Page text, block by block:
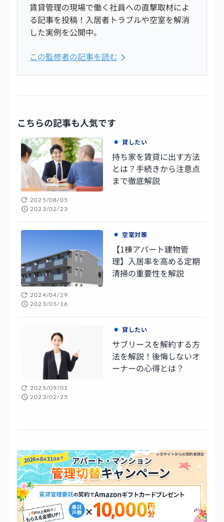
賃貸管理の現場で働く社員への直撃取材によ
る記事を投稿！入居者トラブルや空室を解消
した実例を公開中。
この監修者の記事を読む
こちらの記事も人気です
持ち家を賃貸に出す方法
とは？手続きから注意点
まで徹底解説
貸したい
2025/08/05
2023/02/23
【1棟アパート建物管
理】入居率を高める定期
清掃の重要性を解説
空室対策
2024/04/29
2023/05/16
サブリースを解約する方
法を解説！後悔しないオ
ーナーの心得とは？
貸したい
2025/09/01
2023/02/25